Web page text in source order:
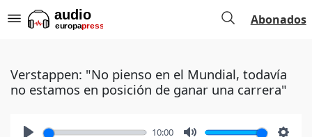
Abonados
Verstappen: "No pienso en el Mundial, todavía
no estamos en posición de ganar una carrera"
10:00